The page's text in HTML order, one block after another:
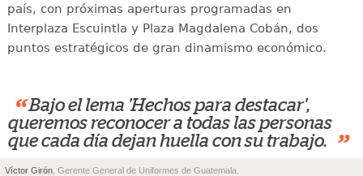
país, con próximas aperturas programadas en
Interplaza Escuintla y Plaza Magdalena Cobán, dos
puntos estratégicos de gran dinamismo económico.
“ Bajo el lema 'Hechos para destacar',
queremos reconocer a todas las personas
que cada día dejan huella con su trabajo.
”
Víctor Girón , Gerente General de Uniformes de Guatemala.